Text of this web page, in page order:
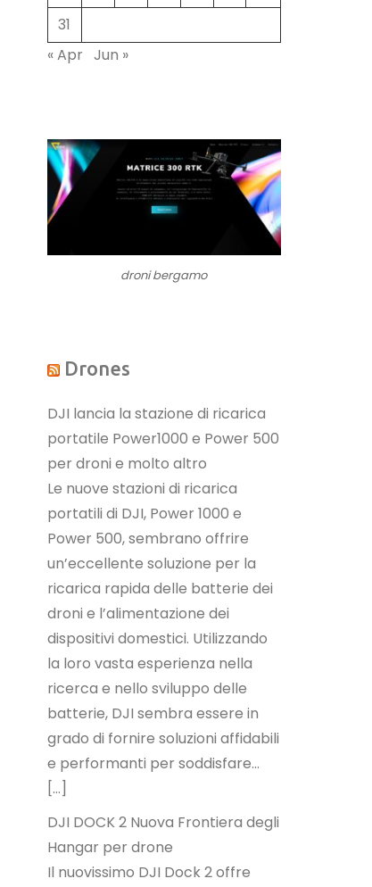
31
« Apr Jun »
droni bergamo
Drones
DJI lancia la stazione di ricarica
portatile Power1000 e Power 500
per droni e molto altro
Le nuove stazioni di ricarica
portatili di DJI, Power 1000 e
Power 500, sembrano offrire
un’eccellente soluzione per la
ricarica rapida delle batterie dei
droni e l’alimentazione dei
dispositivi domestici. Utilizzando
la loro vasta esperienza nella
ricerca e nello sviluppo delle
batterie, DJI sembra essere in
grado di fornire soluzioni affidabili
e performanti per soddisfare…
[…]
DJI DOCK 2 Nuova Frontiera degli
Hangar per drone
Il nuovissimo DJI Dock 2 offre